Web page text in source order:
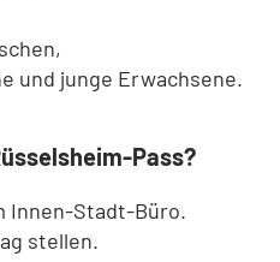
und junge Erwachsene.
Pass?
Innen-Stadt-Büro.
stellen.